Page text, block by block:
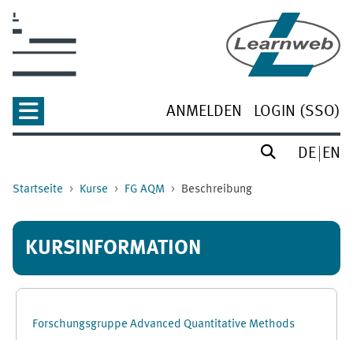
ANMELDEN LOGIN (SSO)
DE EN
Startseite Kurse FG AQM Beschreibung
KURSINFORMATION
Forschungsgruppe Advanced Quantitative Methods